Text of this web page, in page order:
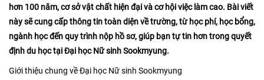
hơn 100 năm, cơ sở vật chất hiện đại và cơ hội việc làm cao. Bài viết
này sẽ cung cấp thông tin toàn diện về trường, từ học phí, học bổng,
ngành học đến quy trình nộp hồ sơ, giúp bạn tự tin hơn trong quyết
định du học tại Đại học Nữ sinh Sookmyung.
Giới thiệu chung về Đại học Nữ sinh Sookmyung